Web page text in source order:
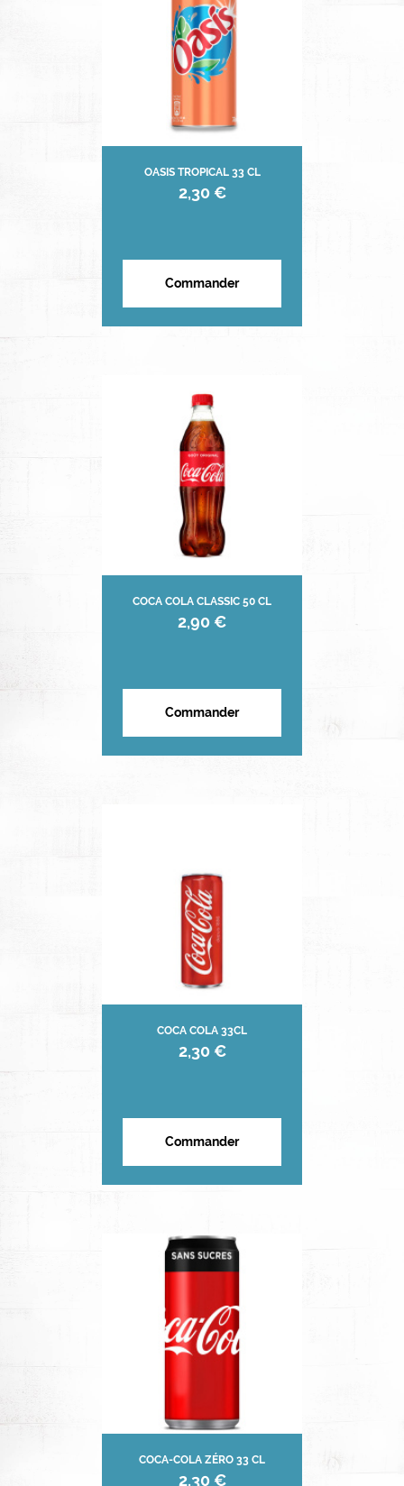
OASIS TROPICAL 33 CL
2,30 €
Commander
COCA COLA CLASSIC 50 CL
2,90 €
Commander
COCA COLA 33CL
2,30 €
Commander
COCA-COLA ZÉRO 33 CL
2,30 €